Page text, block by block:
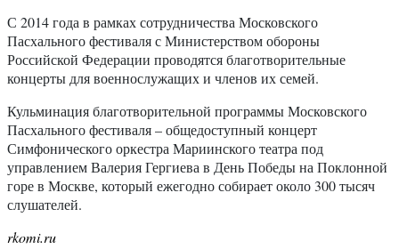
С 2014 года в рамках сотрудничества Московского
Пасхального фестиваля с Министерством обороны
Российской Федерации проводятся благотворительные
концерты для военнослужащих и членов их семей.
Кульминация благотворительной программы Московского
Пасхального фестиваля – общедоступный концерт
Симфонического оркестра Мариинского театра под
управлением Валерия Гергиева в День Победы на Поклонной
горе в Москве, который ежегодно собирает около 300 тысяч
слушателей.
rkomi.ru